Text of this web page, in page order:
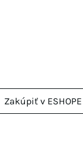
Zakúpiť v ESHOPE